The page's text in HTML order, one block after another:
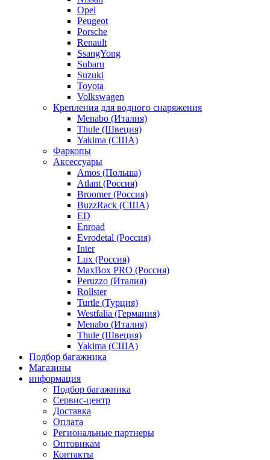
Opel
Peugeot
Porsche
Renault
SsangYong
Subaru
Suzuki
Toyota
Volkswagen
Крепления для водного снаряжения
Menabo (Италия)
Thule (Швеция)
Yakima (США)
Фаркопы
Аксессуары
Amos (Польша)
Atlant (Россия)
Broomer (Россия)
BuzzRack (США)
ED
Enroad
Evrodetal (Россия)
Inter
Lux (Россия)
MaxBox PRO (Россия)
Peruzzo (Италия)
Rollster
Turtle (Турция)
Westfalia (Германия)
Menabo (Италия)
Thule (Швеция)
Yakima (США)
Подбор багажника
Магазины
информация
Подбор багажника
Сервис-центр
Доставка
Оплата
Региональные партнеры
Оптовикам
Контакты